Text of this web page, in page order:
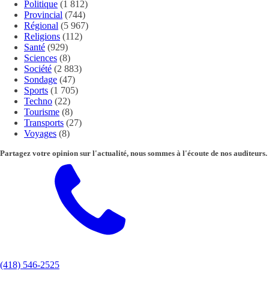
Politique (1 812)
Provincial (744)
Régional (5 967)
Religions (112)
Santé (929)
Sciences (8)
Société (2 883)
Sondage (47)
Sports (1 705)
Techno (22)
Tourisme (8)
Transports (27)
Voyages (8)
Partagez votre opinion sur l'actualité, nous sommes à l'écoute de nos auditeurs.
(418) 546-2525